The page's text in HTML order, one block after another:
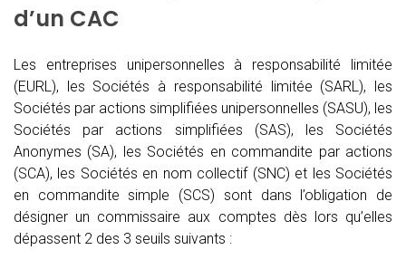
d’un CAC
Les entreprises unipersonnelles à responsabilité limitée
(EURL), les Sociétés à responsabilité limitée (SARL), les
Sociétés par actions simplifiées unipersonnelles (SASU), les
Sociétés par actions simplifiées (SAS), les Sociétés
Anonymes (SA), les Sociétés en commandite par actions
(SCA), les Sociétés en nom collectif (SNC) et les Sociétés
en commandite simple (SCS) sont dans l’obligation de
désigner un commissaire aux comptes dès lors qu’elles
dépassent 2 des 3 seuils suivants :